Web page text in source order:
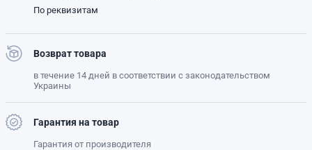
По реквизитам
Возврат товара
в течение 14 дней в соответствии с законодательством
Украины
Гарантия на товар
Гарантия от производителя